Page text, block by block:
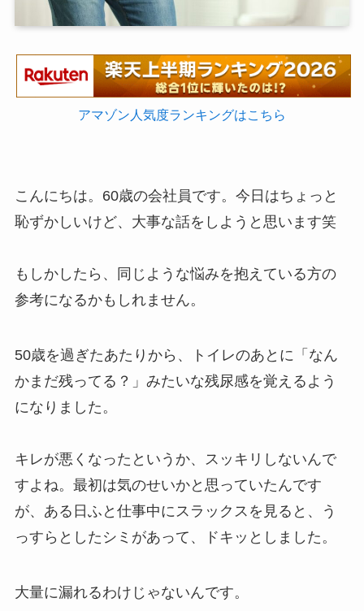
アマゾン人気度ランキングはこちら
こんにちは。60歳の会社員です。今日はちょっと
恥ずかしいけど、大事な話をしようと思います笑
もしかしたら、同じような悩みを抱えている方の
参考になるかもしれません。
50歳を過ぎたあたりから、トイレのあとに「なん
かまだ残ってる？」みたいな残尿感を覚えるよう
になりました。
キレが悪くなったというか、スッキリしないんで
すよね。最初は気のせいかと思っていたんです
が、ある日ふと仕事中にスラックスを見ると、う
っすらとしたシミがあって、ドキッとしました。
大量に漏れるわけじゃないんです。